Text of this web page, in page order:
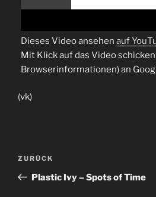
Dieses Video ansehen auf
Mit Klick auf das Video
Browserinformationen) an
(vk)
Beitragsnavigation
Vorheriger
Beitrag
ZURÜCK
Plastic Ivy – Spots of Time